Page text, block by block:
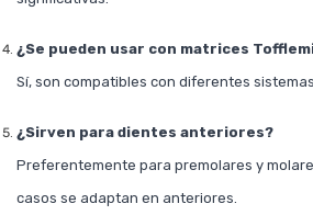
¿Se pueden usar con matrices
Sí, son compatibles con diferentes
¿Sirven para dientes anteriores?
Preferentemente para premolares y
casos se adaptan en anteriores.